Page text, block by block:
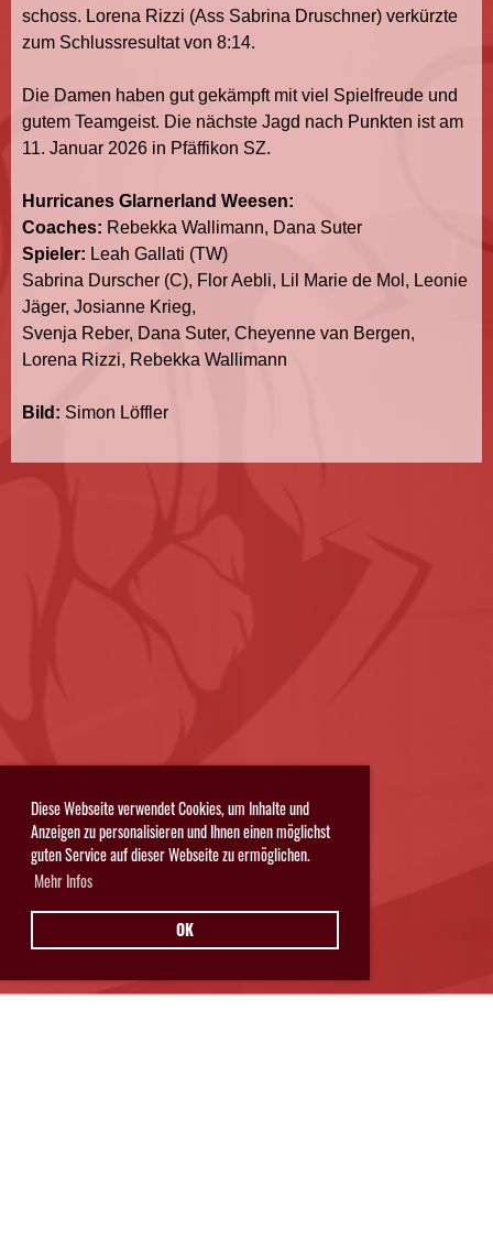
Diese Webseite verwendet Cookies, um Inhalte und
Anzeigen zu personalisieren und Ihnen einen möglichst
guten Service auf dieser Webseite zu ermöglichen.
Mehr Infos
OK
schoss. Lorena Rizzi (Ass Sabrina Druschner) verkürzte
zum Schlussresultat von 8:14.
Die Damen haben gut gekämpft mit viel Spielfreude und
gutem Teamgeist. Die nächste Jagd nach Punkten ist am
11. Januar 2026 in Pfäffikon SZ.
Hurricanes Glarnerland Weesen:
Coaches: Rebekka Wallimann, Dana Suter
Spieler: Leah Gallati (TW)
Sabrina Durscher (C), Flor Aebli, Lil Marie de Mol, Leonie
Jäger, Josianne Krieg,
Svenja Reber, Dana Suter, Cheyenne van Bergen,
Lorena Rizzi, Rebekka Wallimann
Bild: Simon Löffler